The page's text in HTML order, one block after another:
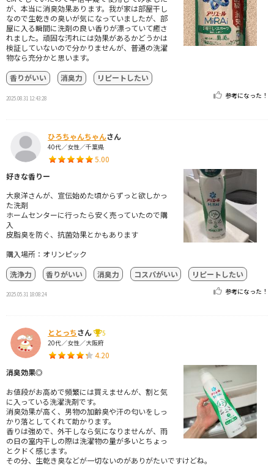
が、本当に消臭効果あります。我が家は部屋干し
なので生乾きの臭いが気になっていましたが、部
屋に入る瞬間に洗剤の良い香りが漂っていて癒さ
れました。頑固な汚れには効果があるかどうかは
検証していないので分かりませんが、普通の洗濯
物なら充分かと思います。
香りがいい
消臭力 リピートしたい
2025.08.31 12:43:28 参考になった！
ひろちゃんちゃんさん
40代／女性／千葉県
5.00
好きな香りー
大泉洋さんが、宣伝始めた頃からずっと欲しかっ
た洗剤
ホームセンターに行ったら安く売っていたので購
入
皮脂臭を防ぐ、抗菌効果とかもあります
購入場所：オリンピック
洗浄力
香りがいい 消臭力 コスパがいい リピートしたい
2025.05.31 18:08:24 参考になった！
ととっちさん
5
20代／女性／大阪府
4.20
消臭効果◎
お値段がお高めで頻繁には買えませんが、割と気
に入っている洗濯洗剤です。
消臭効果が高く、男物の加齢臭や汗の匂いをしっ
かり落としてくれて助かります。
香りは強めで、外干しなら気になりませんが、雨
の日の室内干しの際は洗濯物の量が多いとちょっ
とクドく感じます。
その分、生乾き臭などが一切ないのがありがたいですけどね。